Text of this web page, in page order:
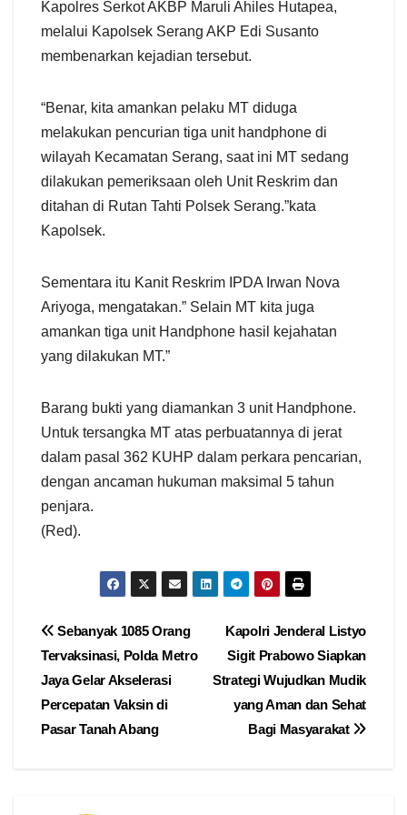
Kapolres Serkot AKBP Maruli Ahiles Hutapea,
melalui Kapolsek Serang AKP Edi Susanto
membenarkan kejadian tersebut.
“Benar, kita amankan pelaku MT diduga
melakukan pencurian tiga unit handphone di
wilayah Kecamatan Serang, saat ini MT sedang
dilakukan pemeriksaan oleh Unit Reskrim dan
ditahan di Rutan Tahti Polsek Serang.”kata
Kapolsek.
Sementara itu Kanit Reskrim IPDA Irwan Nova
Ariyoga, mengatakan.” Selain MT kita juga
amankan tiga unit Handphone hasil kejahatan
yang dilakukan MT.”
Barang bukti yang diamankan 3 unit Handphone.
Untuk tersangka MT atas perbuatannya di jerat
dalam pasal 362 KUHP dalam perkara pencarian,
dengan ancaman hukuman maksimal 5 tahun
penjara.
(Red).
Navigasi
pos
Kapolri Jenderal Listyo
Sigit Prabowo Siapkan
Strategi Wujudkan Mudik
yang Aman dan Sehat
Bagi Masyarakat
Sebanyak 1085 Orang
Tervaksinasi, Polda Metro
Jaya Gelar Akselerasi
Percepatan Vaksin di
Pasar Tanah Abang